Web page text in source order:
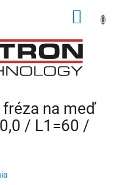
na meď
/ L1=60 /